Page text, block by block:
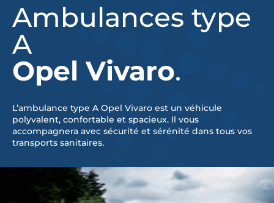
Ambulances type
A
Opel Vivaro.
L’ambulance type A Opel Vivaro est un véhicule
polyvalent, confortable et spacieux. Il vous
accompagnera avec sécurité et sérénité dans tous vos
transports sanitaires.